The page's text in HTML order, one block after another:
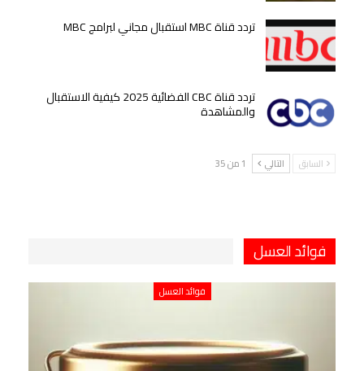
تردد قناة MBC استقبال مجاني لبرامج MBC
تردد قناة CBC الفضائية 2025 كيفية الاستقبال
والمشاهدة
السابق التالي 1 من 35
فوائد العسل
فوائد العسل